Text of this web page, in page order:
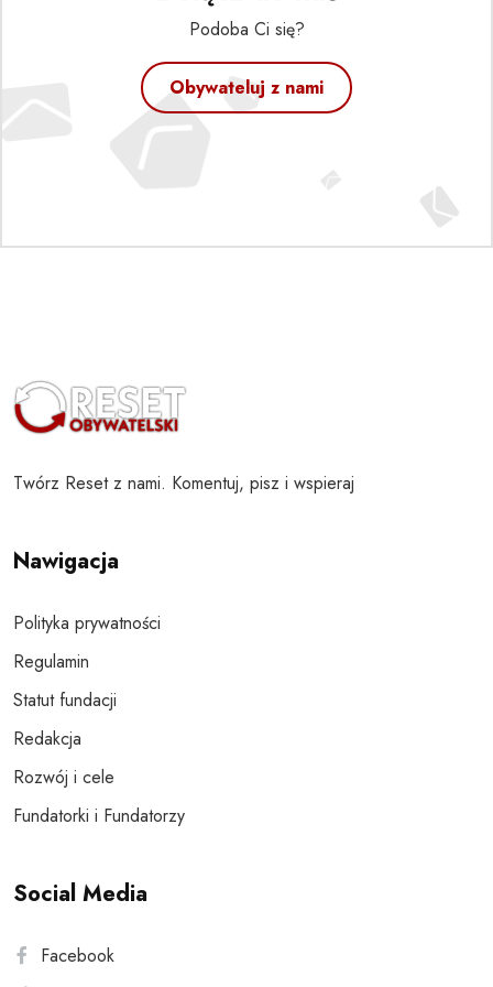
Podoba Ci się?
Obywateluj z nami
Twórz Reset z nami. Komentuj, pisz i wspieraj
Nawigacja
Polityka prywatności
Regulamin
Statut fundacji
Redakcja
Rozwój i cele
Fundatorki i Fundatorzy
Social Media
Facebook